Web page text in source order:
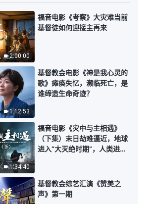
9:34
3:23
每日神话 - 圣经奥秘系列 选段276
3:10
每日神话 - 圣经奥秘系列 选段277
5:08
每日神话 - 圣经奥秘系列 选段278
2:00:00
福音电影《考察》大灾难当前
基督徒如何迎接主再来
1:12:53
基督教会电影《神是我心灵的
歌》瘫痪失忆，濒临死亡，是
谁缔造生命奇迹？
1:34:40
福音电影《灾中与主相遇》
（下集）末日劫难逼近，地球
进入“大灭绝时期”，人类进入
基督教会综艺汇演《赞美之
声》第一期